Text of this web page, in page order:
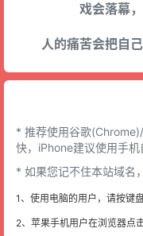
戏会落幕
人的痛苦会把自
* 推荐使用谷歌
快，iPhone建议使用手机
* 如果您记不住本站域名
1、使用电脑的用户，请按键
2、苹果手机用户在浏览器点